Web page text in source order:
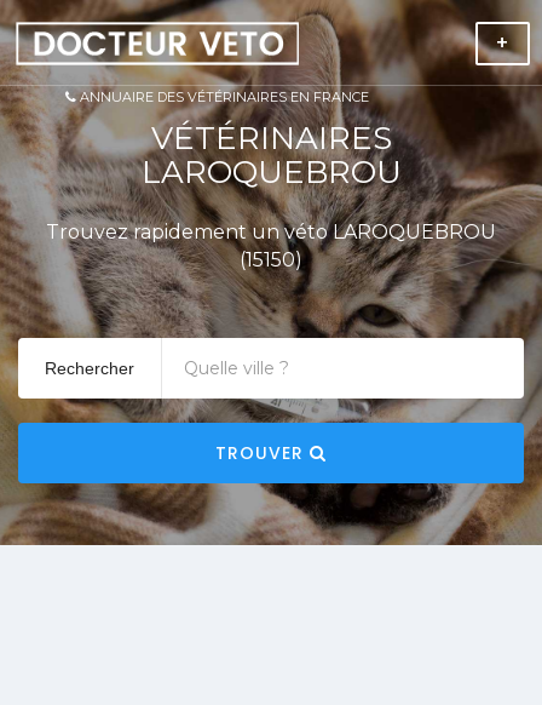
+
ANNUAIRE DES VÉTÉRINAIRES EN FRANCE
VÉTÉRINAIRES
LAROQUEBROU
Trouvez rapidement un véto LAROQUEBROU
(15150)
Rechercher
TROUVER